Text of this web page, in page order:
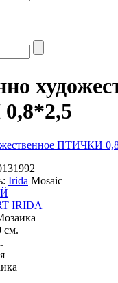
Irida Mosaic
IRIDA
см.